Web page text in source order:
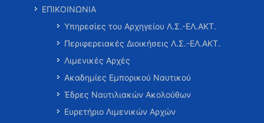
ΕΠΙΚΟΙΝΩΝΙΑ
Υπηρεσίες του Αρχηγείου Λ.Σ.-ΕΛ.ΑΚΤ.
Περιφερειακές Διοικήσεις Λ.Σ.-ΕΛ.ΑΚΤ.
Λιμενικές Αρχές
Ακαδημίες Εμπορικού Ναυτικού
Έδρες Ναυτιλιακών Ακολούθων
Ευρετήριο Λιμενικών Αρχών